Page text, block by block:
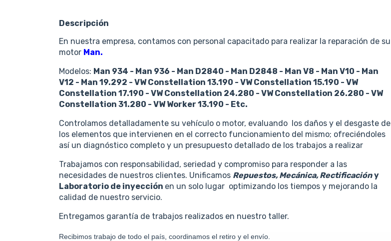
Descripción
En nuestra empresa, contamos con personal capacitado para realizar la reparación de su
motor Man.
Modelos: Man 934 - Man 936 - Man D2840 - Man D2848 - Man V8 - Man V10 - Man
V12 - Man 19.292 - VW Constellation 13.190 - VW Constellation 15.190 - VW
Constellation 17.190 - VW Constellation 24.280 - VW Constellation 26.280 - VW
Constellation 31.280 - VW Worker 13.190 - Etc.
Controlamos detalladamente su vehículo o motor, evaluando los daños y el desgaste de
los elementos que intervienen en el correcto funcionamiento del mismo; ofreciéndoles
así un diagnóstico completo y un presupuesto detallado de los trabajos a realizar
Trabajamos con responsabilidad, seriedad y compromiso para responder a las
necesidades de nuestros clientes. Unificamos Repuestos, Mecánica, Rectificación y
Laboratorio de inyección en un solo lugar optimizando los tiempos y mejorando la
calidad de nuestro servicio.
Entregamos garantía de trabajos realizados en nuestro taller.
Recibimos trabajo de todo el país, coordinamos el retiro y el envío.